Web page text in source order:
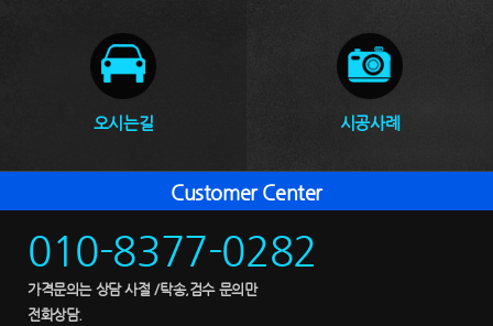
오시는길 시공사례
Customer Center
010-8377-0282
가격문의는 상담 사절 /탁송,검수 문의만
전화상담.